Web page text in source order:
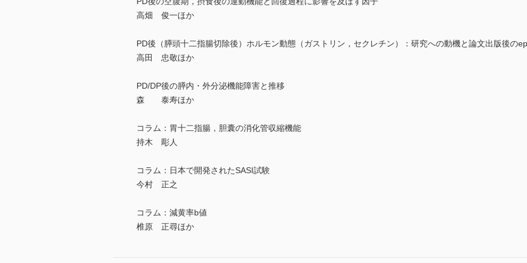
高畑 俊一ほか
PD後（膵頭十二指腸切除後）ホルモン動態（ガストリン，セクレチン）：研究への動機と論文出版後の
高田 忠敬ほか
PD/DP後の膵内・外分泌機能障害と推移
森 泰寿ほか
コラム：胃十二指腸，胆囊の消化管収縮機能
持木 彫人
コラム：日本で開発されたSASI試験
今村 正之
コラム：減黄率b値
椎原 正尋ほか